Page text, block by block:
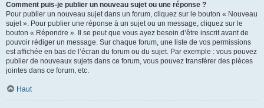
Comment puis-je publier un nouveau sujet ou une réponse ?
Pour publier un nouveau sujet dans un forum, cliquez sur le bouton « Nouveau
sujet ». Pour publier une réponse à un sujet ou un message, cliquez sur le
bouton « Répondre ». Il se peut que vous ayez besoin d’être inscrit avant de
pouvoir rédiger un message. Sur chaque forum, une liste de vos permissions
est affichée en bas de l’écran du forum ou du sujet. Par exemple : vous pouvez
publier de nouveaux sujets dans ce forum, vous pouvez transférer des pièces
jointes dans ce forum, etc.
Haut